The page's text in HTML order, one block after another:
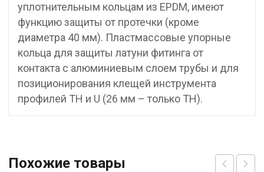
уплотнительным кольцам из EPDM, имеют
функцию защиты от протечки (кроме
диаметра 40 мм). Пластмассовые упорные
кольца для защиты латуни фитинга от
контакта с алюминиевым слоем трубы и для
позиционирования клещей инструмента
профилей TH и U (26 мм – только TH).
Похожие товары